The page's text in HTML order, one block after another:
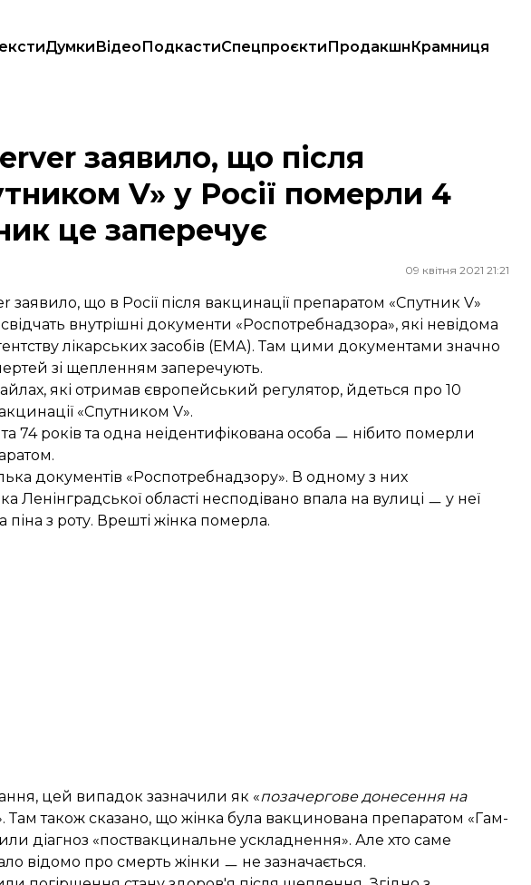
ДумкиВідеоПодкастиСпецпроєктиПродакшнКрамниця
«Спутником V» у Росії померли 4 людини. Виробник це заперечує
заявило, що після
V» у Росії померли 4
це заперечує
09 квітня 2021 21:21
що в Росії після вакцинації препаратом «Спутник V»
внутрішні документи «Роспотребнадзора», які невідома
лікарських засобів (ЕМА). Там цими документами значно
зі щепленням заперечують.
які отримав європейський регулятор, йдеться про 10
«Спутником V».
74 років та одна неідентифікована особа ㅡ нібито померли
документів «Роспотребнадзору». В одному з них
Ленінградської області несподівано впала на вулиці ㅡ у неї
з роту. Врешті жінка померла.
цей випадок зазначили як «позачергове донесення на
Там також сказано, що жінка була вакцинована препаратом «Гам-
діагноз «поствакцинальне ускладнення». Але хто саме
відомо про смерть жінки ㅡ не зазначається.